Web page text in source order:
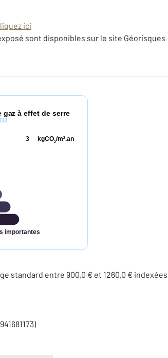
ici
sont disponibles sur le site
à effet de serre
importantes
kgCO2/m2.an
3
standard entre 900,0 € et 1260,0 €